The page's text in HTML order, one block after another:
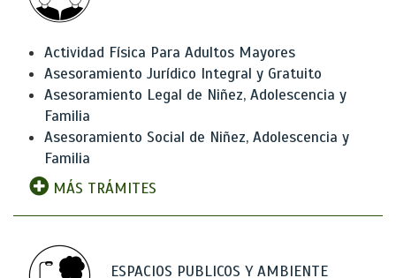
Actividad Física Para Adultos Mayores
Asesoramiento Jurídico Integral y Gratuito
Asesoramiento Legal de Niñez, Adolescencia y
Familia
Asesoramiento Social de Niñez, Adolescencia y
Familia
MÁS TRÁMITES
ESPACIOS PUBLICOS Y AMBIENTE